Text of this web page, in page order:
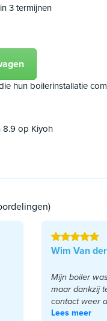
3 termijnen
hun boilerinstallatie
8.9 op Kiyoh
Wim Van
Mijn boiler
maar dankzij
contact weer
Lees meer